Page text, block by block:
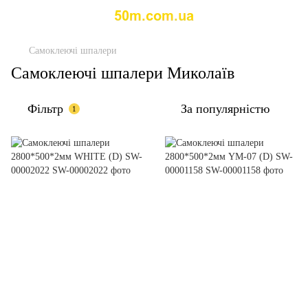
Самоклеючі шпалери
Самоклеючі шпалери Миколаїв
Фільтр 1 За популярністю